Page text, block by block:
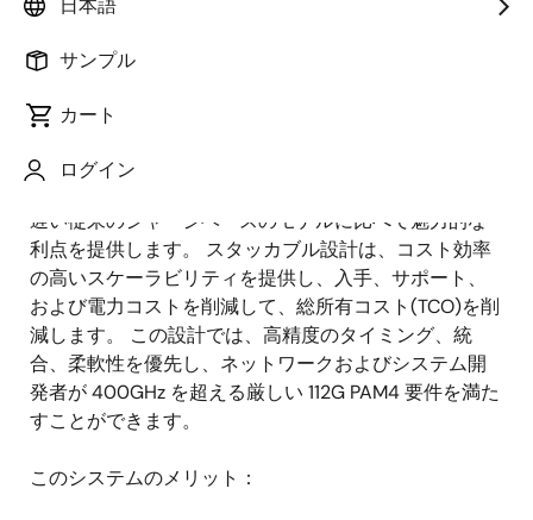
日本語
サンプル
カート
ログイン
概
説明
説
明
一般に「ピザボックス」または「スタッカブル」とし
遅い従来のシャーシベースのモデルに比べて魅力的な
利点を提供します。 スタッカブル設計は、コスト効率
の高いスケーラビリティを提供し、入手、サポート、
および電力コストを削減して、総所有コスト(TCO)を削
減します。 この設計では、高精度のタイミング、統
合、柔軟性を優先し、ネットワークおよびシステム開
発者が 400GHz を超える厳しい 112G PAM4 要件を満た
すことができます。
このシステムのメリット：